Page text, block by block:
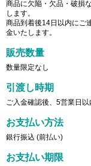
商品に欠陥・欠品・破損
します。
商品到着後14日以内にご
金いたします。
販売数量
数量限定なし
引渡し時期
ご入金確認後、5営業日以
お支払い方法
銀行振込 (前払い)
お支払い期限